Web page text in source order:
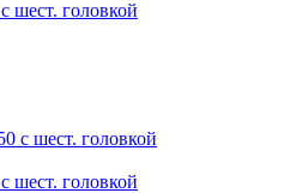
шест. головкой
шест. головкой